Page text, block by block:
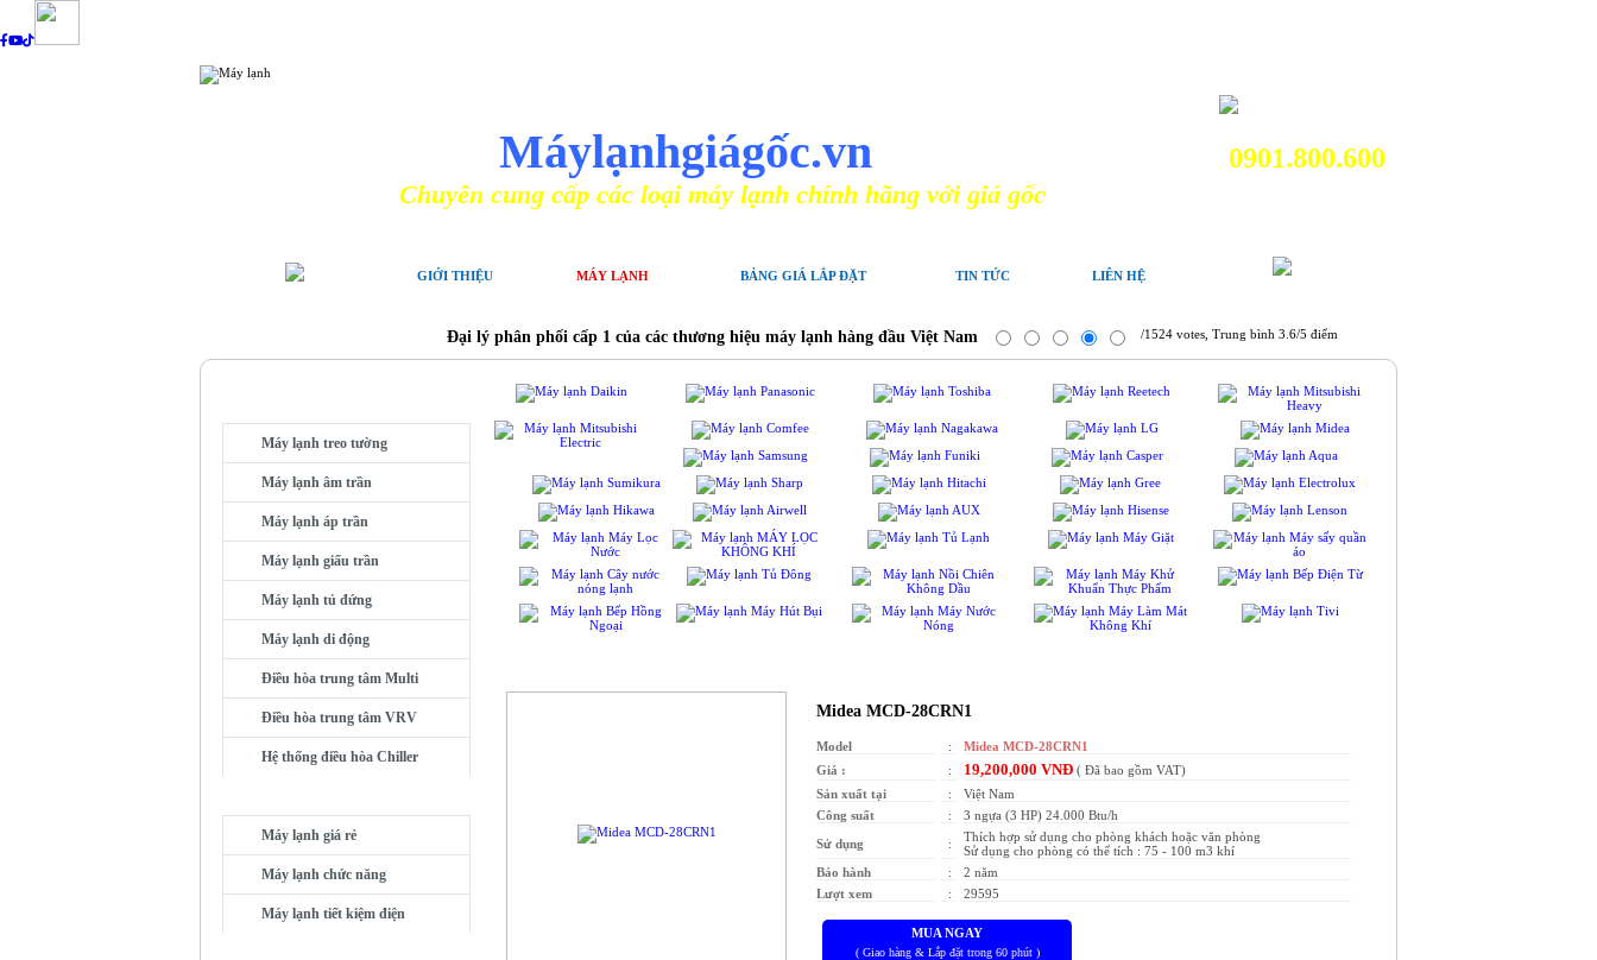
Máylạnhgiágốc.vn
Chuyên cung cấp các loại máy lạnh chính hãng với giá gốc
0901.800.600
GIỚI THIỆU MÁY LẠNH BẢNG GIÁ LẮP ĐẶT TIN TỨC LIÊN HỆ
Đại lý phân phối cấp 1 của các thương hiệu máy lạnh hàng đầu Việt Nam /1524 votes, Trung bình 3.6/5 điểm
Máy lạnh treo tường
Máy lạnh âm trần
Máy lạnh áp trần
Máy lạnh giấu trần
Máy lạnh tủ đứng
Máy lạnh di động
Điều hòa trung tâm Multi
Điều hòa trung tâm VRV
Hệ thống điều hòa Chiller
Máy lạnh giá rẻ
Máy lạnh chức năng
Máy lạnh tiết kiệm điện
Midea MCD-28CRN1
Model :
Midea MCD-28CRN1
Giá :
: 19,200,000 VNĐ ( Đã bao gồm VAT)
Sản xuất tại
:
Việt Nam
Công suất
:
3 ngựa (3 HP) 24.000 Btu/h
Sử dụng
:
Thích hợp sử dụng cho phòng khách hoặc văn phòng
Sử dụng cho phòng có thể tích : 75 - 100 m3 khí
Bảo hành
:
2 năm
Lượt xem
: 29595
MUA NGAY
( Giao hàng & Lắp đặt trong 60 phút )